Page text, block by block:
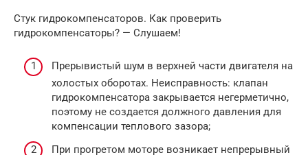
Стук гидрокомпенсаторов. Как проверить
гидрокомпенсаторы? — Слушаем!
Прерывистый шум в верхней части двигателя на
холостых оборотах. Неисправность: клапан
гидрокомпенсатора закрывается негерметично,
поэтому не создается должного давления для
компенсации теплового зазора;
При прогретом моторе возникает непрерывный